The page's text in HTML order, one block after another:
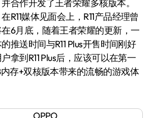
合作开发了王者荣耀多核版本。
R11媒体见面会上，R11产品经理曾
6月底，随着王者荣耀的更新，一
推送时间与R11 Plus开售时间刚好
拿到R11 Plus后，应该可以在第一
存+双核版本带来的流畅的游戏体